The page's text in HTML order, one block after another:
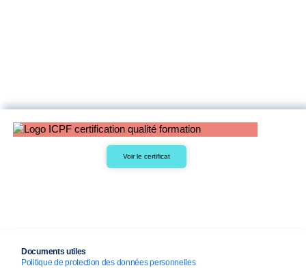
Voir le certificat
Documents utiles
Politique de protection des données personnelles